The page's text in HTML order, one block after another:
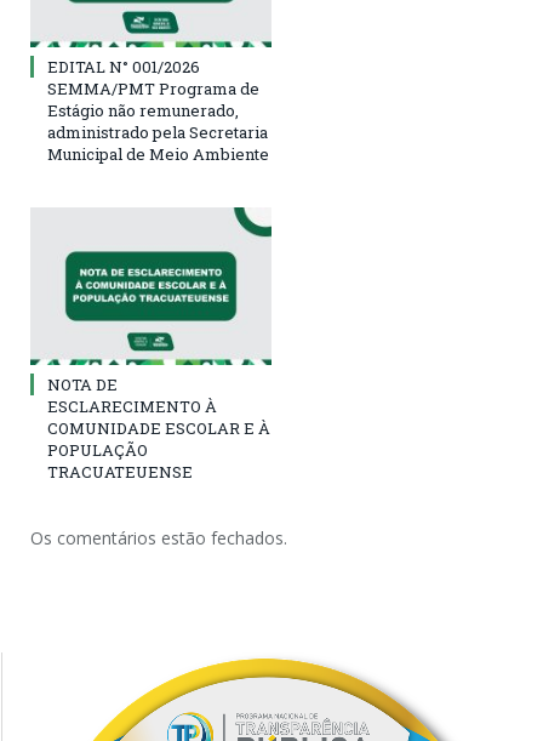
EDITAL N° 001/2026
SEMMA/PMT Programa de
Estágio não remunerado,
administrado pela Secretaria
Municipal de Meio Ambiente
NOTA DE
ESCLARECIMENTO À
COMUNIDADE ESCOLAR E À
POPULAÇÃO
TRACUATEUENSE
Os comentários estão fechados.